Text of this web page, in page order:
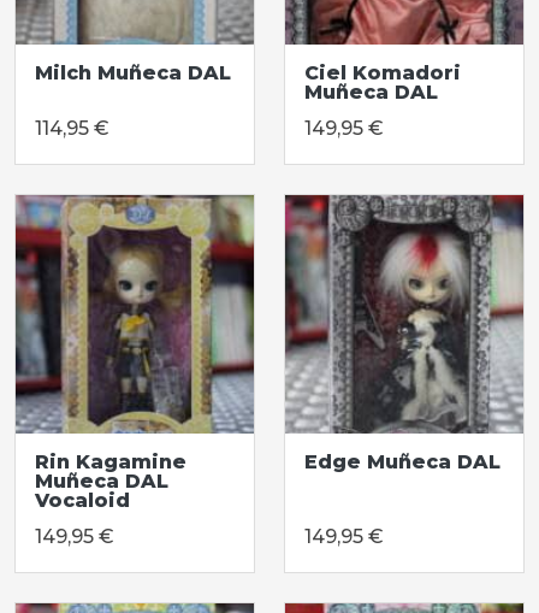
Milch Muñeca DAL
114,95 €
Ciel Komadori
Muñeca DAL
149,95 €
Rin Kagamine
Muñeca DAL
Vocaloid
149,95 €
Edge Muñeca DAL
149,95 €